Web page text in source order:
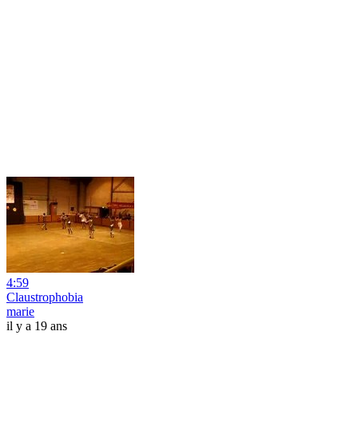
4:59
Claustrophobia
marie
il y a 19 ans